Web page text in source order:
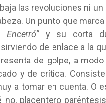
las revoluciones ni un
Un punto que
Encerró”y su corta
de enlace a la
de golpe, a
y de crítica.
a tomar en cuenta. O
placentero